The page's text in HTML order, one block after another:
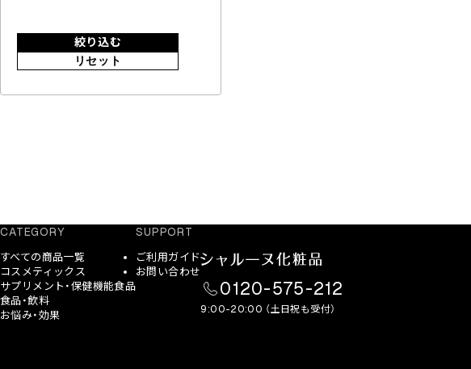
絞り込む
リセット
CATEGORY
すべての商品一覧
コスメティックス
サプリメント・保健機能食品
食品・飲料
お悩み・効果
SUPPORT
ご利用ガイド
お問い合わせ
0120-575-212
9:00-20:00 （土日祝も受付）